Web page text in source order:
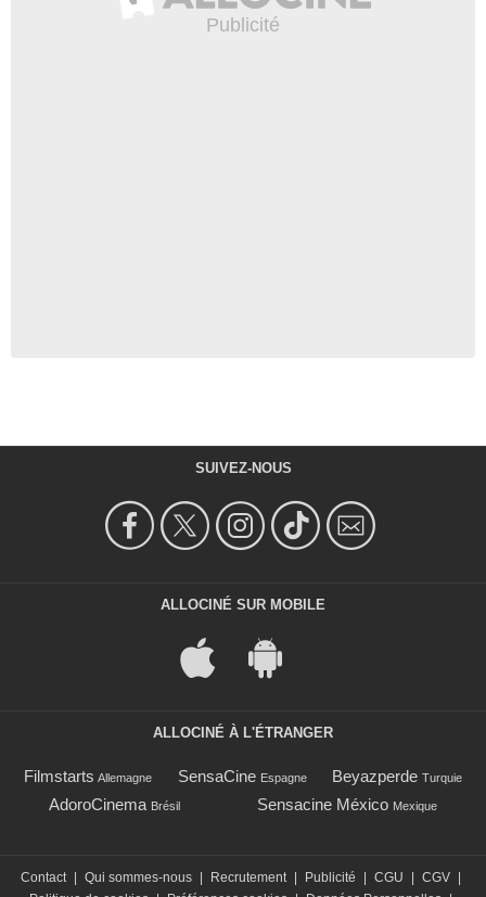
SUIVEZ-NOUS
ALLOCINÉ SUR MOBILE
ALLOCINÉ À L'ÉTRANGER
Filmstarts Allemagne SensaCine Espagne Beyazperde Turquie
AdoroCinema Brésil Sensacine México Mexique
Contact | Qui sommes-nous | Recrutement | Publicité | CGU | CGV |